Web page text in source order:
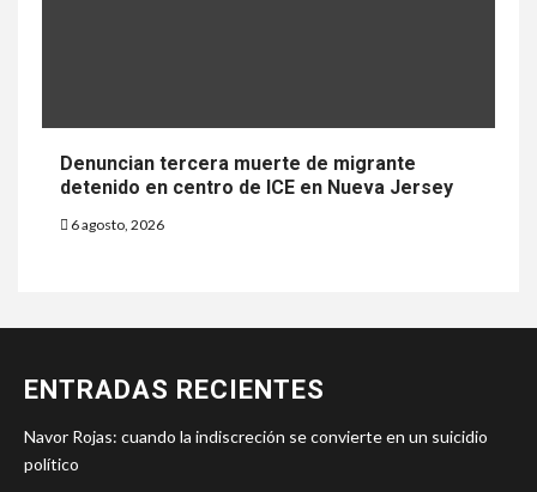
Denuncian tercera muerte de migrante
detenido en centro de ICE en Nueva Jersey
6 agosto, 2026
ENTRADAS RECIENTES
Navor Rojas: cuando la indiscreción se convierte en un suicidio
político